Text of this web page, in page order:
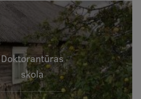
Doktorantūras
skola